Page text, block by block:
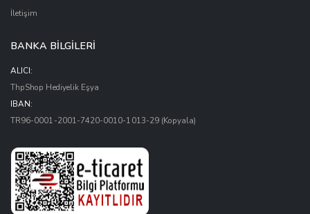
İletişim
BANKA BİLGİLERİ
ALICI:
ThpShop Hediyelik Eşya
IBAN:
TR96-0001-2001-7420-0010-1013-29(Kopyala)